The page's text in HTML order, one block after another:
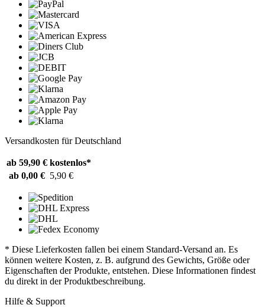
Versandkosten für Deutschland
ab 59,90 € kostenlos*
ab 0,00 € 5,90 €
* Diese Lieferkosten fallen bei einem Standard-Versand an. Es
können weitere Kosten, z. B. aufgrund des Gewichts, Größe oder
Eigenschaften der Produkte, entstehen. Diese Informationen findest
du direkt in der Produktbeschreibung.
Hilfe & Support